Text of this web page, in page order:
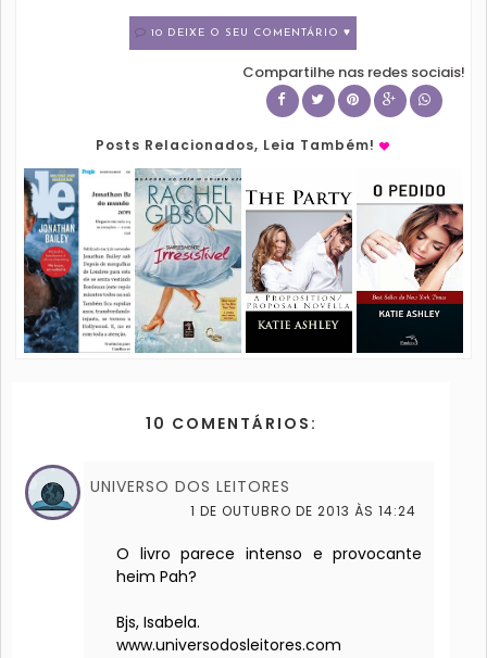
10 DEIXE O SEU COMENTÁRIO ♥
Compartilhe nas redes sociais!
Posts Relacionados, Leia Também!
10 COMENTÁRIOS:
UNIVERSO DOS LEITORES
1 DE OUTUBRO DE 2013 ÀS 14:24
O livro parece intenso e provocante
heim Pah?
Bjs, Isabela.
www.universodosleitores.com